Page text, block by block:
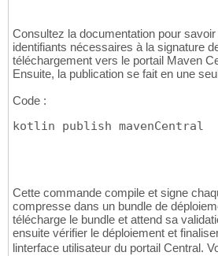
15
16
17
18
20
21
url: https://
scm: https://
      developers:
        - name: John Doe
        - name: MIT
url: https://
Consultez la documentation pour
identifiants nécessaires à la signature
téléchargement vers le portail Maven
Ensuite, la publication se fait en une
Code :
kotlin publish mavenCentral
Cette commande compile et signe
compresse dans un bundle de
télécharge le bundle et attend sa
ensuite vérifier le déploiement et
linterface utilisateur du portail Central.